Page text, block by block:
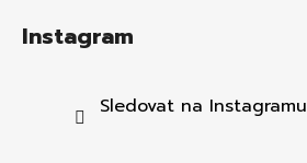
Instagram
Sledovat na Instagramu